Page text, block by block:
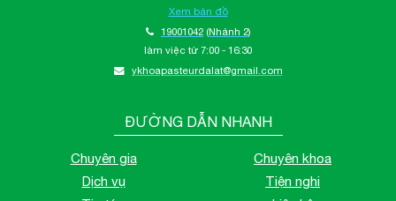
Xem bản đồ
19001042 (Nhánh 2)
làm việc từ 7:00 - 16:30
ykhoapasteurdalat@gmail.com
ĐƯỜNG DẪN NHANH
Chuyên gia
Chuyên khoa
Dịch vụ
Tiện nghi